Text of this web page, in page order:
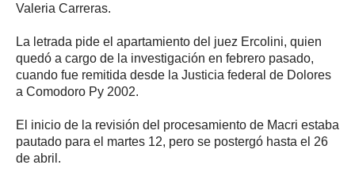
Valeria Carreras.
La letrada pide el apartamiento del juez Ercolini, quien
quedó a cargo de la investigación en febrero pasado,
cuando fue remitida desde la Justicia federal de Dolores
a Comodoro Py 2002.
El inicio de la revisión del procesamiento de Macri estaba
pautado para el martes 12, pero se postergó hasta el 26
de abril.